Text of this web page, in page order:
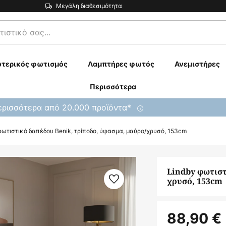
Μεγάλη διαθεσιμότητα
φωτισμός Λαμπτήρες φωτός Ανεμιστήρες
Περισσότερα
από 20.000 προϊόντα*
δαπέδου Benik, τρίποδο, ύφασμα, μαύρο/χρυσό, 153cm
Lindby
χρυσό, 153cm
88,90 €